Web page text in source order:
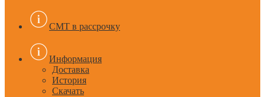
CMT в рассрочку
Информация
Доставка
История
Скачать